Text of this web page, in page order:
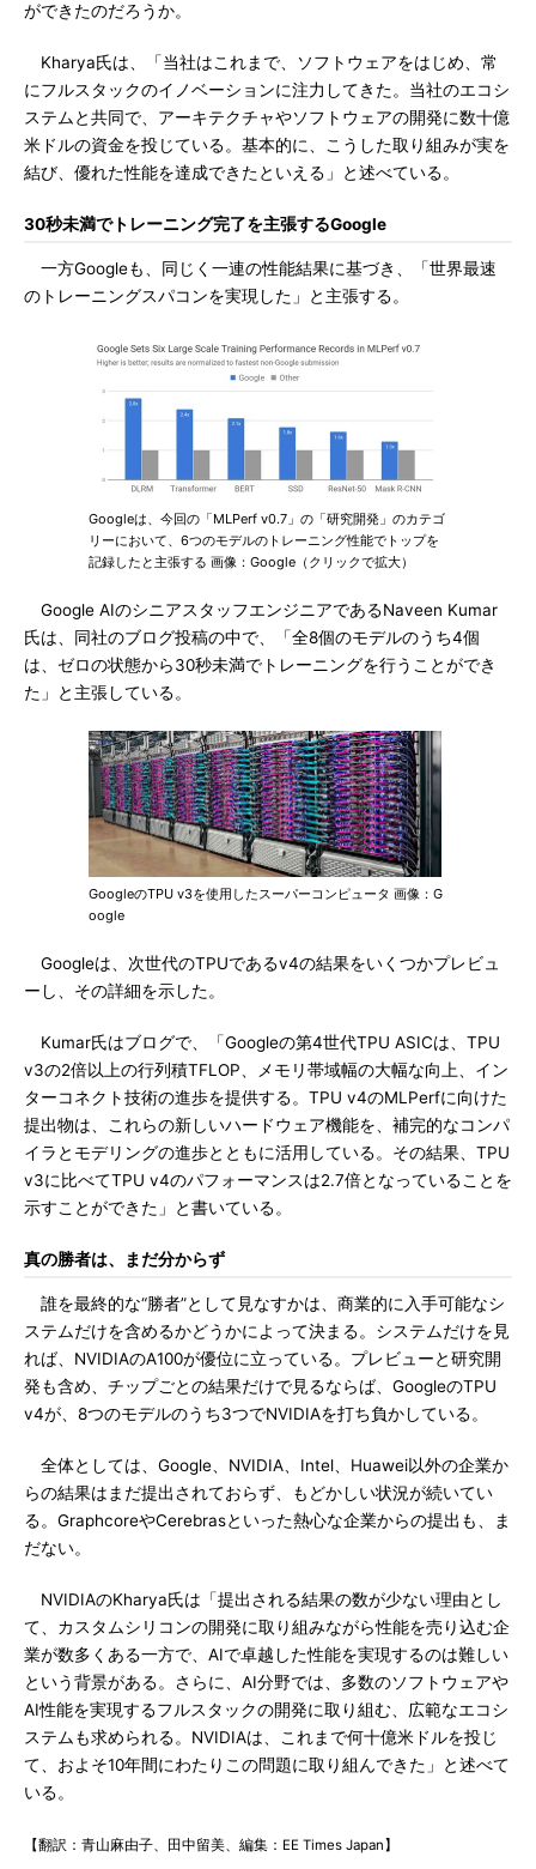
ができたのだろうか。
Kharya氏は、「当社はこれまで、ソフトウェアをはじめ、常
にフルスタックのイノベーションに注力してきた。当社のエコシ
ステムと共同で、アーキテクチャやソフトウェアの開発に数十億
米ドルの資金を投じている。基本的に、こうした取り組みが実を
結び、優れた性能を達成できたといえる」と述べている。
30秒未満でトレーニング完了を主張するGoogle
一方Googleも、同じく一連の性能結果に基づき、「世界最速
のトレーニングスパコンを実現した」と主張する。
Googleは、今回の「MLPerf v0.7」の「研究開発」のカテゴ
リーにおいて、6つのモデルのトレーニング性能でトップを
記録したと主張する 画像：Google（クリックで拡大）
Google AIのシニアスタッフエンジニアであるNaveen Kumar
氏は、同社のブログ投稿の中で、「全8個のモデルのうち4個
は、ゼロの状態から30秒未満でトレーニングを行うことができ
た」と主張している。
GoogleのTPU v3を使用したスーパーコンピュータ 画像：G
oogle
Googleは、次世代のTPUであるv4の結果をいくつかプレビュ
ーし、その詳細を示した。
Kumar氏はブログで、「Googleの第4世代TPU ASICは、TPU
v3の2倍以上の行列積TFLOP、メモリ帯域幅の大幅な向上、イン
ターコネクト技術の進歩を提供する。TPU v4のMLPerfに向けた
提出物は、これらの新しいハードウェア機能を、補完的なコンパ
イラとモデリングの進歩とともに活用している。その結果、TPU
v3に比べてTPU v4のパフォーマンスは2.7倍となっていることを
示すことができた」と書いている。
真の勝者は、まだ分からず
誰を最終的な“勝者”として見なすかは、商業的に入手可能なシ
ステムだけを含めるかどうかによって決まる。システムだけを見
れば、NVIDIAのA100が優位に立っている。プレビューと研究開
発も含め、チップごとの結果だけで見るならば、GoogleのTPU
v4が、8つのモデルのうち3つでNVIDIAを打ち負かしている。
全体としては、Google、NVIDIA、Intel、Huawei以外の企業か
らの結果はまだ提出されておらず、もどかしい状況が続いてい
る。GraphcoreやCerebrasといった熱心な企業からの提出も、ま
だない。
NVIDIAのKharya氏は「提出される結果の数が少ない理由とし
て、カスタムシリコンの開発に取り組みながら性能を売り込む企
業が数多くある一方で、AIで卓越した性能を実現するのは難しい
という背景がある。さらに、AI分野では、多数のソフトウェアや
AI性能を実現するフルスタックの開発に取り組む、広範なエコシ
ステムも求められる。NVIDIAは、これまで何十億米ドルを投じ
て、およそ10年間にわたりこの問題に取り組んできた」と述べて
いる。
【翻訳：青山麻由子、田中留美、編集：EE Times Japan】